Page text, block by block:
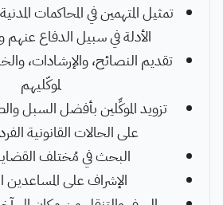
تمثيل المتهمين في المحاكمات
الأدلة في سبيل الدفاع عنهم
تقديم النصائح، والإرشادات،
لموكّليهم
تزويد الموكِّلين بأفضل السبل
على الحالات القانونية
البحث في مُختلف القضايا
الإشراف على المساعدين